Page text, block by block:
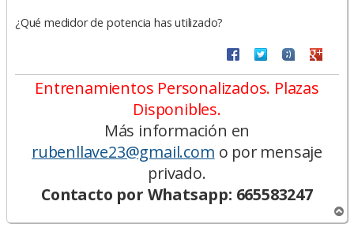
¿Qué medidor de potencia has utilizado?
Entrenamientos Personalizados. Plazas
Disponibles.
Más información en
rubenllave23@gmail.com o por mensaje
privado.
Contacto por Whatsapp: 665583247
r